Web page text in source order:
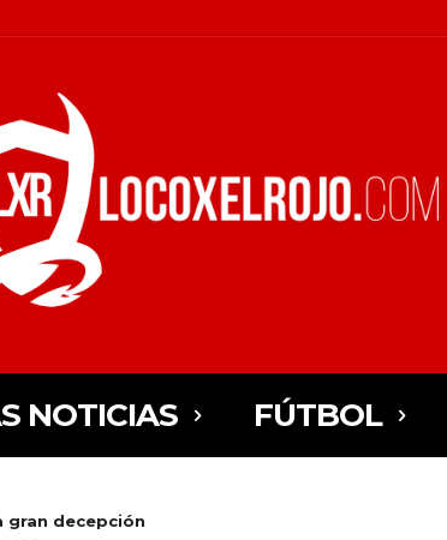
NOTICIAS FÚTBOL
gran decepción